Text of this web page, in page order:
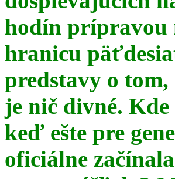
hodín prípravou
hranicu
predstavy o
je nič divné.
keď ešte pre
oficiálne